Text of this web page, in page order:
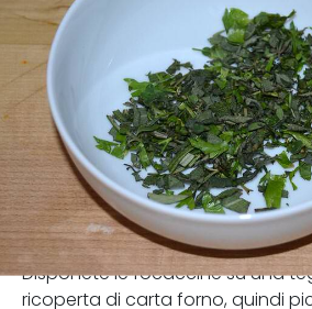
Disponete le focaccine su una
ricoperta di carta forno, quindi